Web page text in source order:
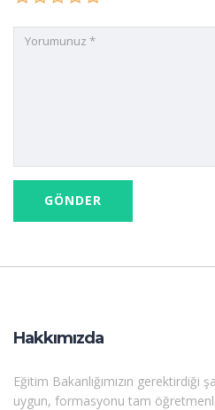
Hakkımızda
Eğitim Bakanlığımızın gerektirdiği
uygun, formasyonu tam